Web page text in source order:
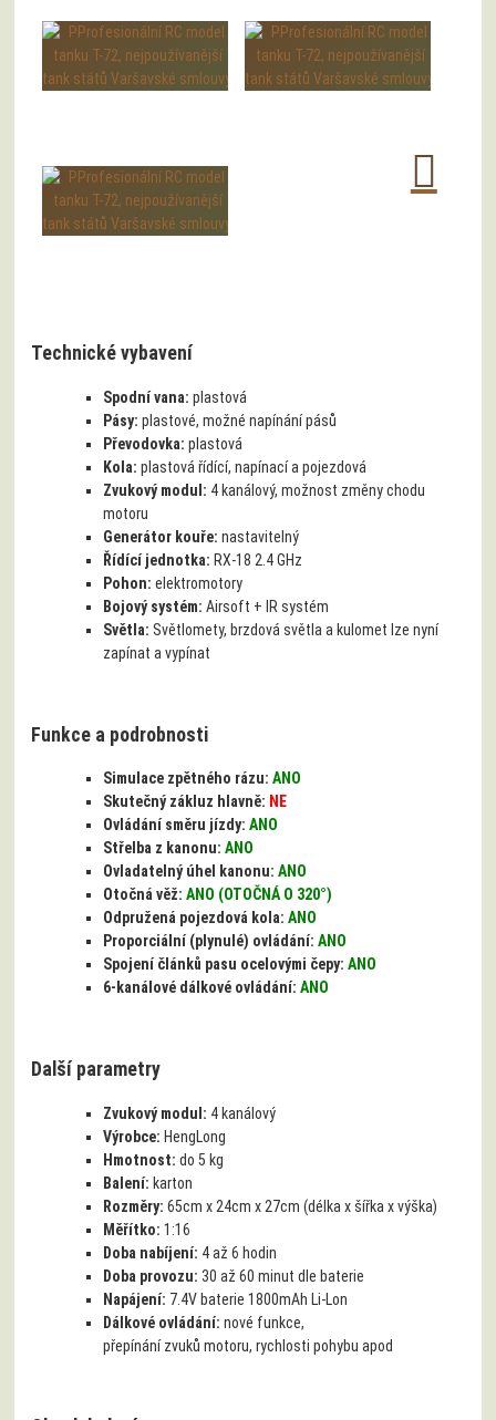
Technické vybavení
Spodní vana:plastová
Pásy:plastové, možné napínání pásů
Převodovka:plastová
Kola:plastová řídící, napínací a pojezdová
Zvukový modul: 4 kanálový, možnost změny chodu
motoru
Generátor kouře:nastavitelný
Řídící jednotka: RX-18 2.4 GHz
Pohon:elektromotory
Bojový systém:Airsoft + IR systém
Světla:Světlomety, brzdová světla a kulomet lze nyní
zapínat a vypínat
Funkce a podrobnosti
Simulace zpětného rázu:ANO
Skutečný zákluz hlavně: NE
Ovládání směru jízdy:ANO
Střelba z kanonu:ANO
Ovladatelný úhel kanonu:ANO
Otočná věž:ANO (OTOČNÁ O 320°)
Odpružená pojezdová kola:ANO
Proporciální (plynulé) ovládání:ANO
Spojení článků pasu ocelovými čepy:ANO
6-kanálové dálkové ovládání:ANO
Další parametry
Zvukový modul: 4 kanálový
Výrobce: HengLong
Hmotnost:do 5 kg
Balení: karton
Rozměry:65cm x 24cm x 27cm (délka x šířka x výška)
Měřítko:1:16
Doba nabíjení: 4 až 6 hodin
Doba provozu:30 až 60 minut dle baterie
Napájení: 7.4V baterie 1800mAh Li-Lon
Dálkové ovládání:nové funkce,
přepínání zvuků motoru, rychlosti pohybu apod